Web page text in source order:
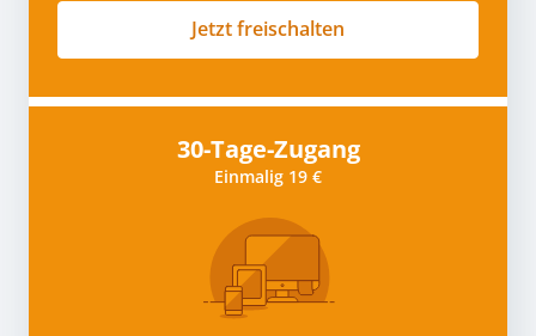
Jetzt freischalten
30-Tage-Zugang
Einmalig 19 €